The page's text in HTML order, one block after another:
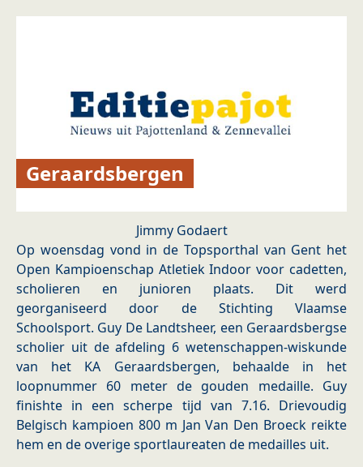
Geraardsbergen
Jimmy Godaert
Op woensdag vond in de Topsporthal van Gent het
Open Kampioenschap Atletiek Indoor voor cadetten,
scholieren en junioren plaats. Dit werd
georganiseerd door de Stichting Vlaamse
Schoolsport. Guy De Landtsheer, een Geraardsbergse
scholier uit de afdeling 6 wetenschappen-wiskunde
van het KA Geraardsbergen, behaalde in het
loopnummer 60 meter de gouden medaille. Guy
finishte in een scherpe tijd van 7.16. Drievoudig
Belgisch kampioen 800 m Jan Van Den Broeck reikte
hem en de overige sportlaureaten de medailles uit.